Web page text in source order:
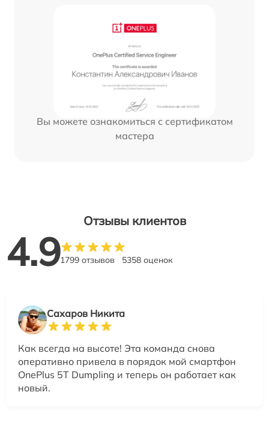
Вы можете ознакомиться с сертификатом
мастера
Отзывы клиентов
4.91799 отзывов 5358 оценок
Сахаров Никита
Как всегда на высоте! Эта команда снова
оперативно привела в порядок мой смартфон
OnePlus 5T Dumpling и теперь он работает как
новый.